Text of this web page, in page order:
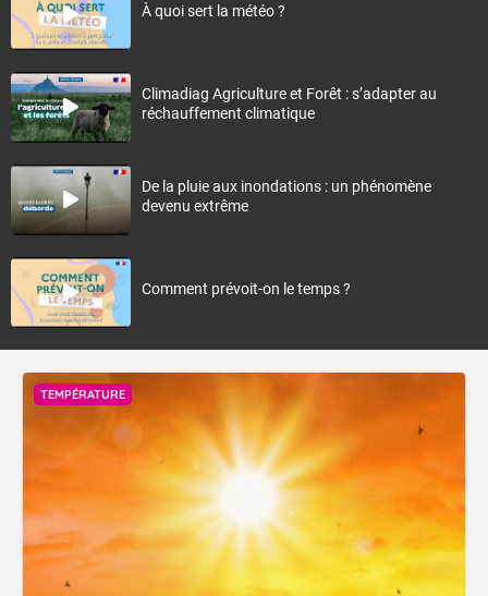
À quoi sert la météo ?
Climadiag Agriculture et Forêt : s’adapter au
réchauffement climatique
De la pluie aux inondations : un phénomène
devenu extrême
Comment prévoit-on le temps ?
TEMPÉRATURE